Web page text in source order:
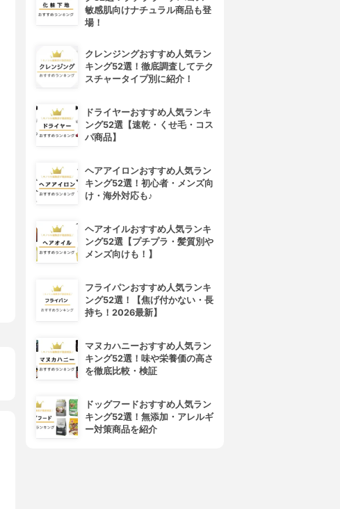
敏感肌向けナチュラル商品も登
場！
クレンジングおすすめ人気ラン
キング52選！徹底調査してテク
スチャータイプ別に紹介！
ドライヤーおすすめ人気ランキ
ング52選【速乾・くせ毛・コス
パ商品】
ヘアアイロンおすすめ人気ラン
キング52選！初心者・メンズ向
け・海外対応も♪
ヘアオイルおすすめ人気ランキ
ング52選【プチプラ・髪質別や
メンズ向けも！】
フライパンおすすめ人気ランキ
ング52選！【焦げ付かない・長
持ち！2026最新】
マヌカハニーおすすめ人気ラン
キング52選！味や栄養価の高さ
を徹底比較・検証
ドッグフードおすすめ人気ラン
キング52選！無添加・アレルギ
ー対策商品を紹介